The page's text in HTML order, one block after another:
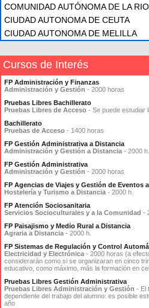
COMUNIDAD AUTÓNOMA DE LA
CIUDAD AUTONOMA DE CEUTA
CIUDAD AUTONOMA DE MELILLA
Cursos de Interés
FP Administración y Finanzas
Administración y Gestión - 2000 horas
Pruebas Libres Bachillerato
Pruebas Libres de Acceso - Se puede estudiar
Bachillerato
Pruebas de Acceso - 1400 horas
FP Gestión Administrativa a Distancia
Administración y Gestión a Distancia - 2000 h.
FP Gestión Administrativa
Administración y Gestión - 2000 horas
FP Agencias de Viajes y Gestión de Eventos
Hostelería y Turismo a Distancia - 2000 h.
FP Atención Sociosanitaria
Servicios Socioculturales y a la Comunidad -
FP Paisajismo y Medio Rural a Distancia
Agraria a Distancia - 2000 h.
FP Sistemas de Regulación y Control
Electricidad y Electrónica - 2000 horas (a
considerarán como si se organizaran en cinco
educativo, como máximo, más la formación en
Pruebas Libres Gestión Administrativa
Pruebas Libres Administración y Gestión - El
dependiente del trabajo del alumno: es posible
año